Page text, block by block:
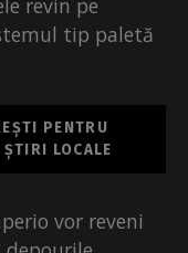
revin pe
tip paletă
PENTRU
LOCALE
vor reveni